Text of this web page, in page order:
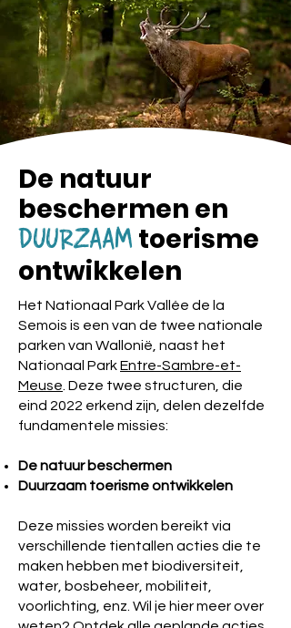
De natuur
beschermen en
DUURZAAM toerisme
ontwikkelen
Het Nationaal Park Vallée de la
Semois is een van de twee nationale
parken van Wallonië, naast het
Nationaal ParkEntre-Sambre-et-
Meuse . Deze twee structuren, die
eind 2022 erkend zijn, delen dezelfde
fundamentele missies:
De natuur beschermen
Duurzaam toerisme ontwikkelen
Deze missies worden bereikt via
verschillende tientallen acties die te
maken hebben met biodiversiteit,
water, bosbeheer, mobiliteit,
voorlichting, enz. Wil je hier meer over